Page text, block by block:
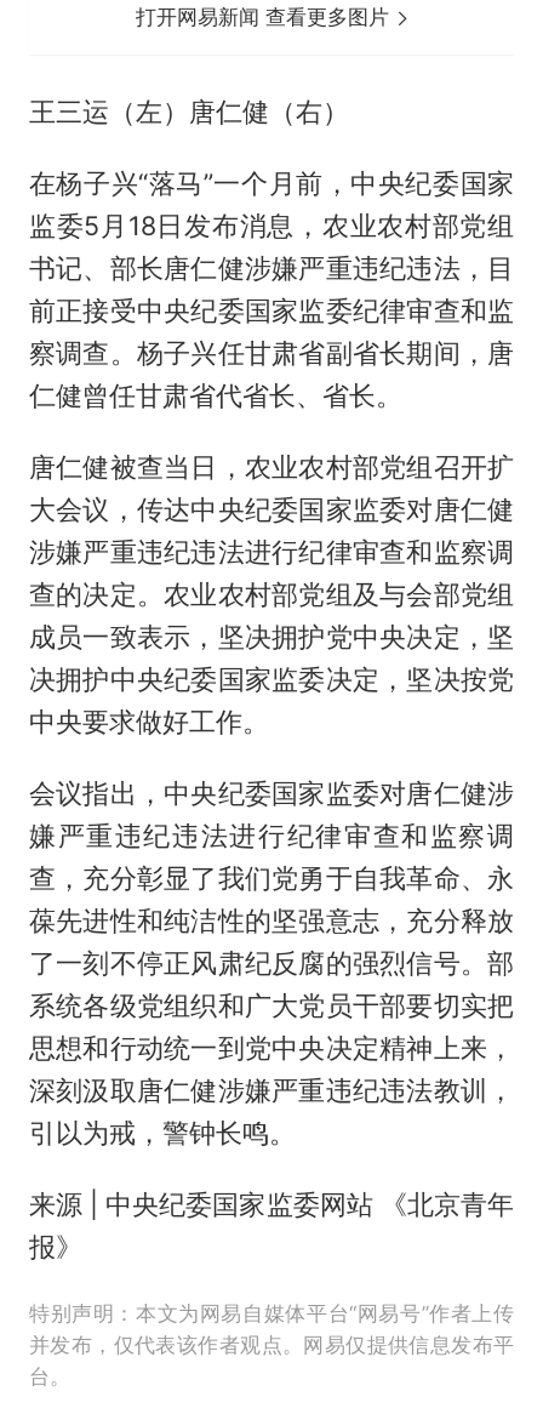
打开网易新闻 查看更多图片
王三运（左）唐仁健（右）
在杨子兴“落马”一个月前，中央纪委国家
监委5月18日发布消息，农业农村部党组
书记、部长唐仁健涉嫌严重违纪违法，目
前正接受中央纪委国家监委纪律审查和监
察调查。杨子兴任甘肃省副省长期间，唐
仁健曾任甘肃省代省长、省长。
唐仁健被查当日，农业农村部党组召开扩
大会议，传达中央纪委国家监委对唐仁健
涉嫌严重违纪违法进行纪律审查和监察调
查的决定。农业农村部党组及与会部党组
成员一致表示，坚决拥护党中央决定，坚
决拥护中央纪委国家监委决定，坚决按党
中央要求做好工作。
会议指出，中央纪委国家监委对唐仁健涉
嫌严重违纪违法进行纪律审查和监察调
查，充分彰显了我们党勇于自我革命、永
葆先进性和纯洁性的坚强意志，充分释放
了一刻不停正风肃纪反腐的强烈信号。部
系统各级党组织和广大党员干部要切实把
思想和行动统一到党中央决定精神上来，
深刻汲取唐仁健涉嫌严重违纪违法教训，
引以为戒，警钟长鸣。
来源 | 中央纪委国家监委网站 《北京青年
报》
特别声明：本文为网易自媒体平台“网易号”作者上传
并发布，仅代表该作者观点。网易仅提供信息发布平
台。